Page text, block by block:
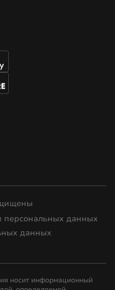
персональных данных
данных
носит информационный